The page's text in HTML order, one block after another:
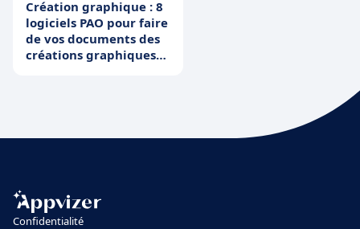
Création graphique : 8
logiciels PAO pour faire
de vos documents des
créations graphiques
Confidentialité